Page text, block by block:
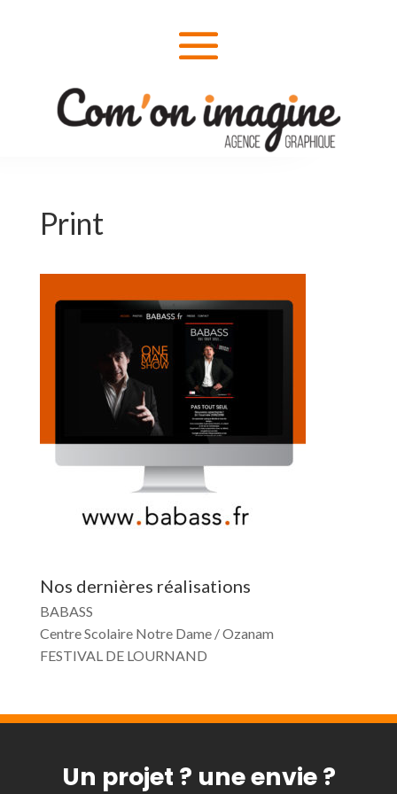
Print
Nos dernières réalisations
BABASS
Centre Scolaire Notre Dame / Ozanam
FESTIVAL DE LOURNAND
Un projet ? une envie ?